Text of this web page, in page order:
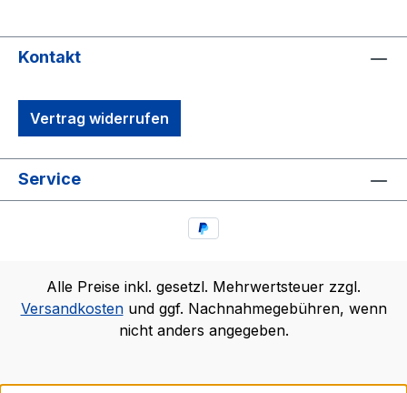
Kontakt
Vertrag widerrufen
Service
Alle Preise inkl. gesetzl. Mehrwertsteuer zzgl.
Versandkostenund ggf. Nachnahmegebühren, wenn
nicht anders angegeben.